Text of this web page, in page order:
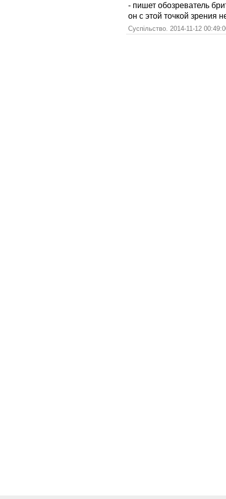
- пишет обозреватель
он с этой точкой зрения
Суспільство. 2014-11-12